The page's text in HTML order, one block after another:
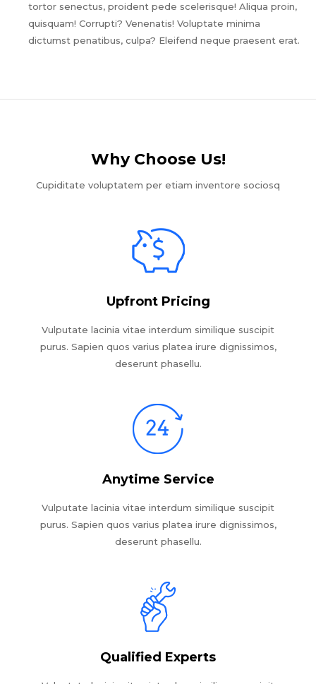
tortor senectus, proident pede scelerisque! Aliqua proin,
quisquam! Corrupti? Venenatis! Voluptate minima
dictumst penatibus, culpa? Eleifend neque praesent erat.
Why Choose Us!​
Cupiditate voluptatem per etiam inventore sociosq
Upfront Pricing
Vulputate lacinia vitae interdum similique suscipit
purus. Sapien quos varius platea irure dignissimos,
deserunt phasellu.
Anytime Service
Vulputate lacinia vitae interdum similique suscipit
purus. Sapien quos varius platea irure dignissimos,
deserunt phasellu.
Qualified Experts